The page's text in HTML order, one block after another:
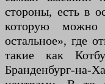
стороны, есть в
которую можно
остальное», где
такие как
Бранденбург-на-